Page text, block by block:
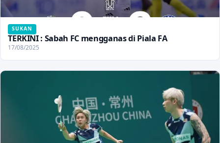
SUKAN
TERKINI : Sabah FC mengganas di Piala FA
17/08/2025